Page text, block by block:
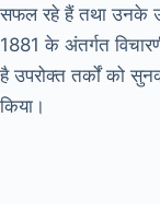
सफल रहे हैं तथा उनके
1881 के अंतर्गत
है उपरोक्त तर्कों को
किया।